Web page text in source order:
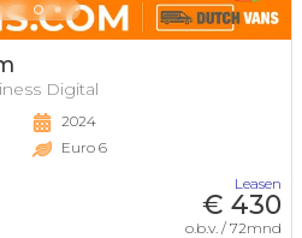
Digital
2024
Euro 6
Leasen
€ 430
o.b.v. / 72mnd